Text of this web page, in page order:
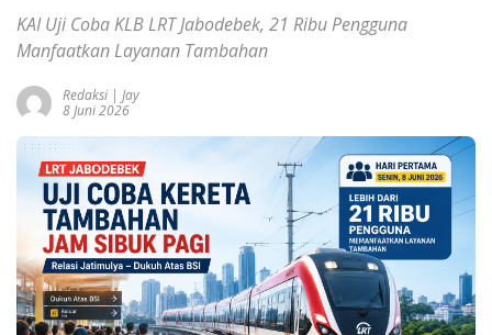
KAI Uji Coba KLB LRT Jabodebek, 21 Ribu Pengguna
Manfaatkan Layanan Tambahan
Redaksi | Jay
8 Juni 2026